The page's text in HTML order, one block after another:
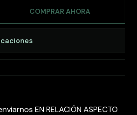
COMPRAR AHORA
EN RELACIÓN ASPECTO